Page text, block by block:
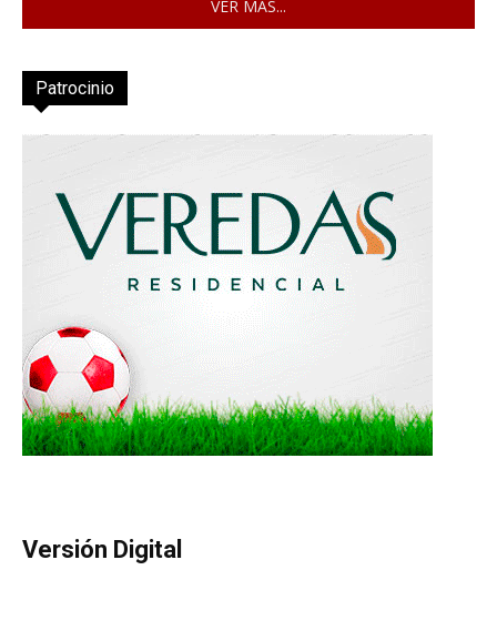
VER MÁS...
Patrocinio
Versión Digital